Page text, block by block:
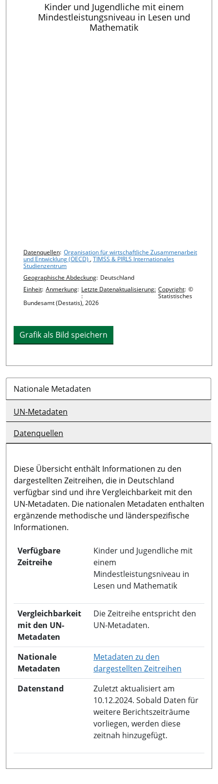
Kinder und Jugendliche mit einem
Mindestleistungsniveau in Lesen und
Mathematik
Chart details
Datenquellen: Organisation für wirtschaftliche Zusammenarbeit
und Entwicklung (OECD) , TIMSS & PIRLS Internationales
Studienzentrum
Geographische Abdeckung: Deutschland
Einheit: Anmerkung: Letzte Datenaktualisierung:
:
Copyright: ©
Statistisches
Bundesamt (Destatis), 2026
Grafik als Bild speichern
Nationale Metadaten
UN-Metadaten
Datenquellen
Diese Übersicht enthält Informationen zu den
dargestellten Zeitreihen, die in Deutschland
verfügbar sind und ihre Vergleichbarkeit mit den
UN-Metadaten. Die nationalen Metadaten enthalten
ergänzende methodische und länderspezifische
Informationen.
Verfügbare
Zeitreihe
Kinder und Jugendliche mit
einem
Mindestleistungsniveau in
Lesen und Mathematik
Vergleichbarkeit
mit den UN-
Metadaten
Die Zeitreihe entspricht den
UN-Metadaten.
Nationale
Metadaten
Metadaten zu den
dargestellten Zeitreihen
Datenstand
Zuletzt aktualisiert am
10.12.2024. Sobald Daten für
weitere Berichtszeiträume
vorliegen, werden diese
zeitnah hinzugefügt.